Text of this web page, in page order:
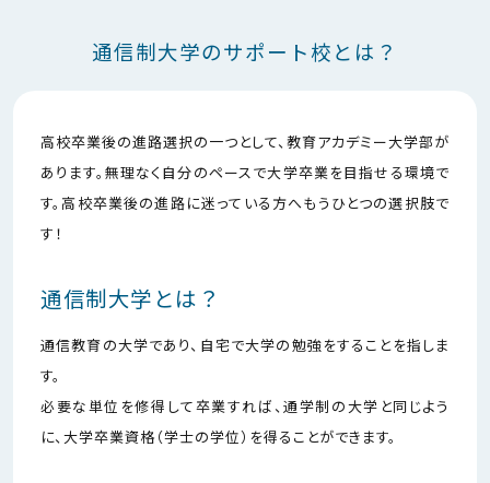
通信制大学のサポート校とは？
高校卒業後の進路選択の一つとして、教育アカデミー大学部が
あります。無理なく自分のペースで大学卒業を目指せる環境で
す。高校卒業後の進路に迷っている方へもうひとつの選択肢で
す！
通信制大学とは？
通信教育の大学であり、自宅で大学の勉強をすることを指しま
す。
必要な単位を修得して卒業すれば、通学制の大学と同じよう
に、大学卒業資格（学士の学位）を得ることができます。